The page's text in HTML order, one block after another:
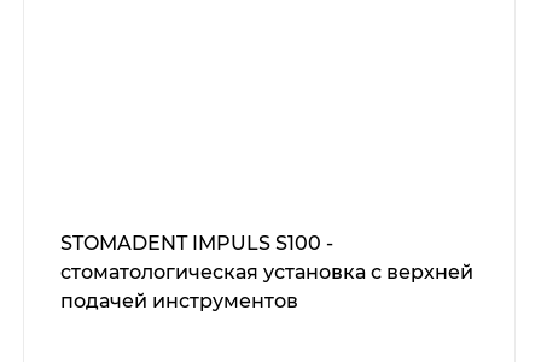
STOMADENT IMPULS S100 -
стоматологическая установка с верхней
подачей инструментов